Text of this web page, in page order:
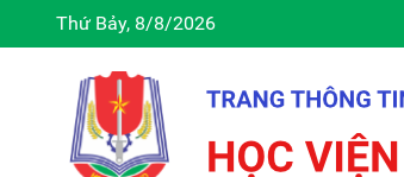
Thứ Bảy, 8/8/2026